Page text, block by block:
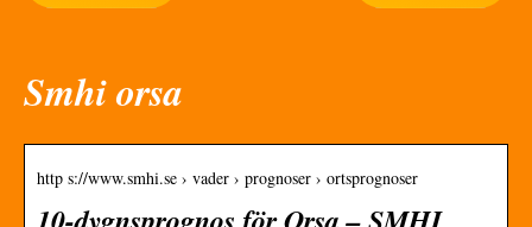
Smhi orsa
http s://www.smhi.se › vader › prognoser › ortsprognoser